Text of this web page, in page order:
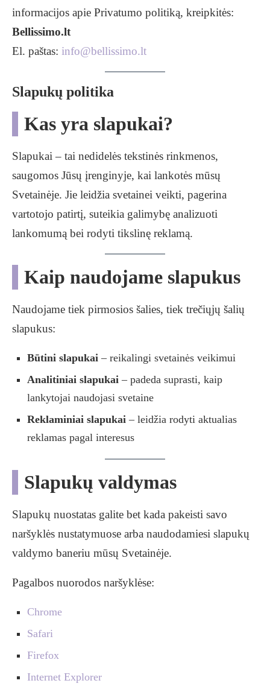
informacijos apie Privatumo politiką, kreipkitės:
Bellissimo.lt
El. paštas: info@bellissimo.lt
Slapukų politika
Kas yra slapukai?
Slapukai – tai nedidelės tekstinės rinkmenos,
saugomos Jūsų įrenginyje, kai lankotės mūsų
Svetainėje. Jie leidžia svetainei veikti, pagerina
vartotojo patirtį, suteikia galimybę analizuoti
lankomumą bei rodyti tikslinę reklamą.
Kaip naudojame slapukus
Naudojame tiek pirmosios šalies, tiek trečiųjų šalių
slapukus:
Būtini slapukai – reikalingi svetainės veikimui
Analitiniai slapukai – padeda suprasti, kaip
lankytojai naudojasi svetaine
Reklaminiai slapukai – leidžia rodyti aktualias
reklamas pagal interesus
Slapukų valdymas
Slapukų nuostatas galite bet kada pakeisti savo
naršyklės nustatymuose arba naudodamiesi slapukų
valdymo baneriu mūsų Svetainėje.
Pagalbos nuorodos naršyklėse:
Chrome
Safari
Firefox
Internet Explorer